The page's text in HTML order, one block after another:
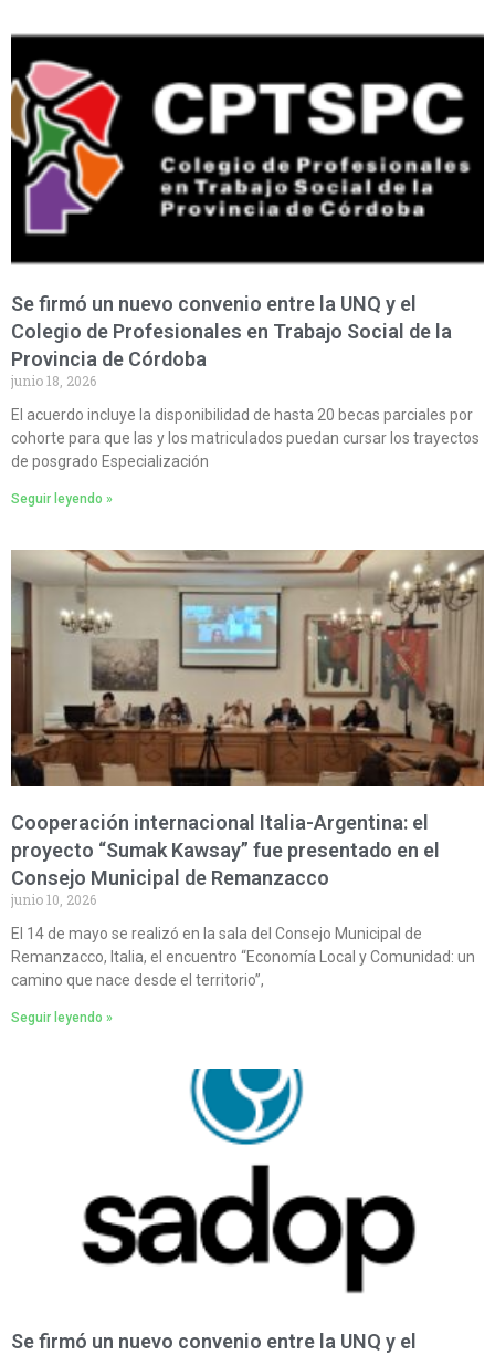
Se firmó un nuevo convenio entre la UNQ y el
Colegio de Profesionales en Trabajo Social de la
Provincia de Córdoba
junio 18, 2026
El acuerdo incluye la disponibilidad de hasta 20 becas parciales por
cohorte para que las y los matriculados puedan cursar los trayectos
de posgrado Especialización
Seguir leyendo »
Cooperación internacional Italia-Argentina: el
proyecto “Sumak Kawsay” fue presentado en el
Consejo Municipal de Remanzacco
junio 10, 2026
El 14 de mayo se realizó en la sala del Consejo Municipal de
Remanzacco, Italia, el encuentro “Economía Local y Comunidad: un
camino que nace desde el territorio”,
Seguir leyendo »
Se firmó un nuevo convenio entre la UNQ y el